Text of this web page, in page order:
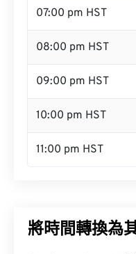
07:00 pm HST
08:00 pm HST
09:00 pm HST
10:00 pm HST
11:00 pm HST
將時間轉換為